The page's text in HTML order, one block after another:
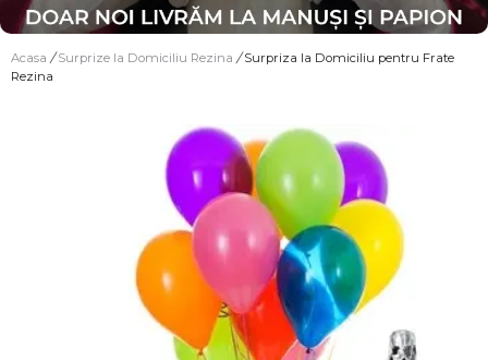
Acasa / Surprize la Domiciliu Rezina / Surpriza la Domiciliu pentru Frate
Rezina